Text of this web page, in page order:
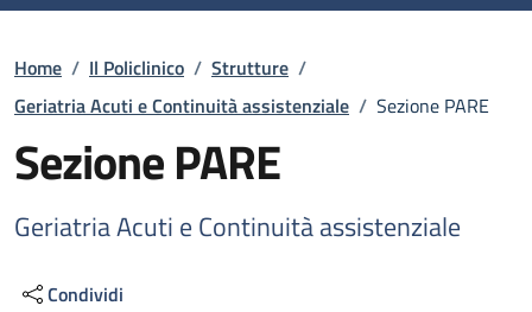
Briciole di pane
Home / Il Policlinico / Strutture /
Geriatria Acuti e Continuità assistenziale / Sezione PARE
Sezione PARE
Geriatria Acuti e Continuità assistenziale
Condividi